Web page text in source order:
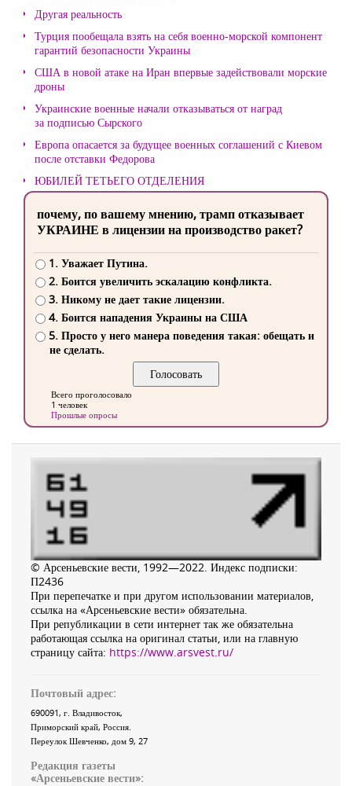
Другая реальность
Турция пообещала взять на себя военно-морской компонент
гарантий безопасности Украины
США в новой атаке на Иран впервые задействовали морские
дроны
Украинские военные начали отказываться от наград
за подписью Сырского
Европа опасается за будущее военных соглашений с Киевом
после отставки Федорова
ЮБИЛЕЙ ТЕТЬЕГО ОТДЕЛЕНИЯ
почему, по вашему мнению, трамп отказывает
УКРАИНЕ в лицензии на производство ракет?
1. Уважает Путина.
2. Боится увеличить эскалацию конфликта.
3. Никому не дает такие лицензии.
4. Боится нападения Украины на США
5. Просто у него манера поведения такая: обещать и
не сделать.
Всего проголосовало
1 человек
Прошлые опросы
© Арсеньевские вести, 1992—2022. Индекс подписки:
П2436
При перепечатке и при другом использовании материалов,
ссылка на «Арсеньевские вести» обязательна.
При републикации в сети интернет так же обязательна
работающая ссылка на оригинал статьи, или на главную
страницу сайта: https://www.arsvest.ru/
Почтовый адрес:
690091, г. Владивосток,
Приморский край, Россия
Переулок Шевченко, дом 9, 27
Редакция газеты
«Арсеньевские вести»: